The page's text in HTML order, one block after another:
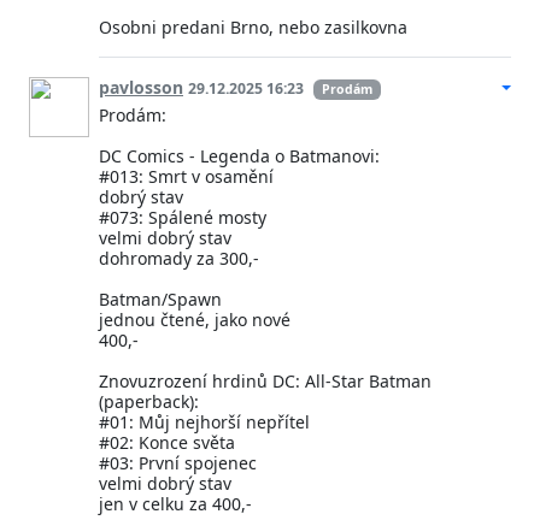
Osobni predani Brno, nebo zasilkovna
pavlosson 29.12.2025 16:23 Prodám
Prodám:
DC Comics - Legenda o Batmanovi:
#013: Smrt v osamění
dobrý stav
#073: Spálené mosty
velmi dobrý stav
dohromady za 300,-
Batman/Spawn
jednou čtené, jako nové
400,-
Znovuzrození hrdinů DC: All-Star Batman
(paperback):
#01: Můj nejhorší nepřítel
#02: Konce světa
#03: První spojenec
velmi dobrý stav
jen v celku za 400,-